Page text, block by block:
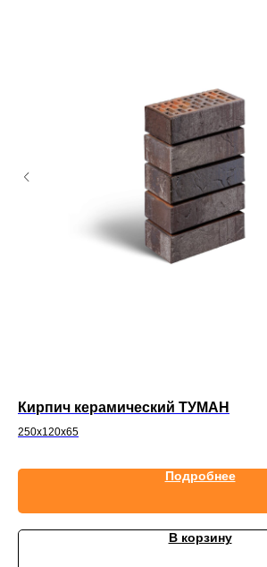
Кирпич керамический ТУМАН
250х120х65
Подробнее
В корзину